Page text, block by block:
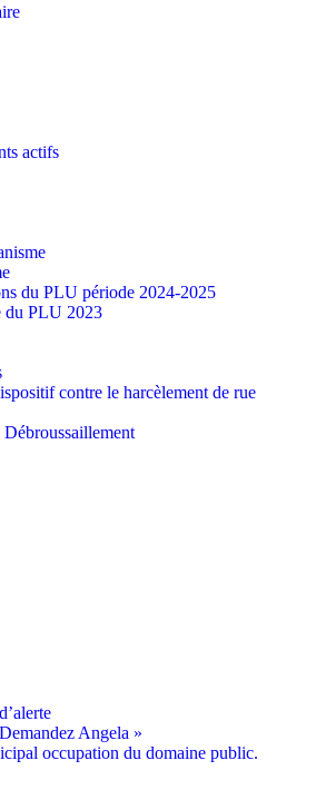
actifs
du PLU période 2024-2025
du PLU 2023
contre le harcèlement de rue
Angela »
occupation du domaine public.